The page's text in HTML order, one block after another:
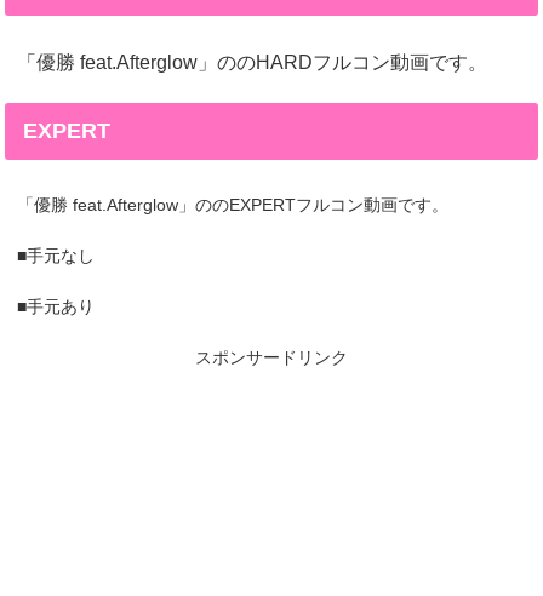
「優勝 feat.Afterglow」ののHARDフルコン動画です。
EXPERT
「優勝 feat.Afterglow」ののEXPERTフルコン動画です。
■手元なし
■手元あり
スポンサードリンク